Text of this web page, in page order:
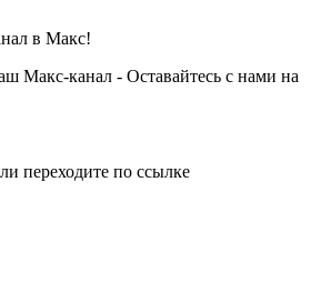
в Макс!
Макс-канал - Оставайтесь с нами на
переходите по ссылке